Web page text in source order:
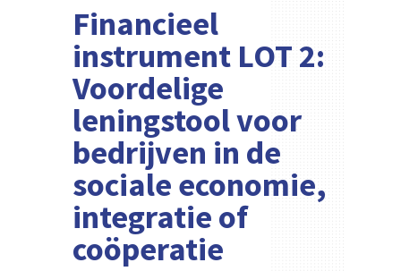
Financieel
instrument LOT 2:
Voordelige
leningstool voor
bedrijven in de
sociale economie,
integratie of
coöperatie